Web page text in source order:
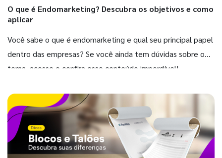
O que é Endomarketing? Descubra os objetivos e como
aplicar
Você sabe o que é endomarketing e qual seu principal papel
dentro das empresas? Se você ainda tem dúvidas sobre o
tema, acesse e confira esse conteúdo imperdível!